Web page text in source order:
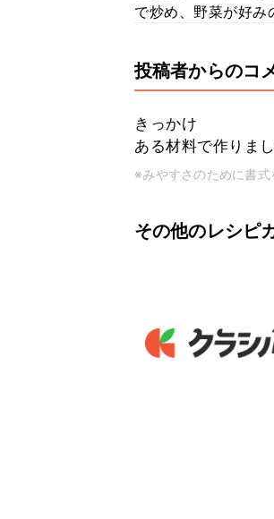
で炒め、野菜が好み
投稿者からのコ
きっかけ
ある材料で作りまし
※みやすさのために書式
その他のレシピ